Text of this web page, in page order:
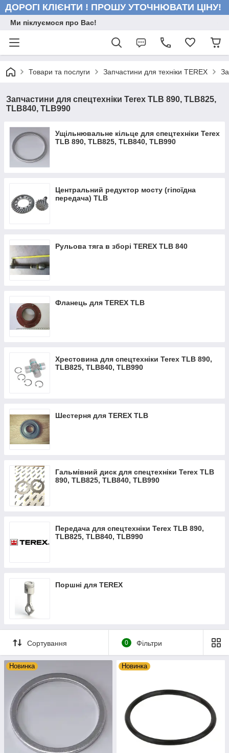
ДОРОГІ КЛІЄНТИ ! ПРОШУ УТОЧНЮВАТИ ЦІНУ!
Ми піклуємося про Вас!
Товари та послуги Запчастини для техніки TEREX
Запчастини для спецтехніки Terex TLB 890, TLB825,
TLB840, TLB990
Ущільнювальне кільце для спецтехніки Terex
TLB 890, TLB825, TLB840, TLB990
Центральний редуктор мосту (гіпоїдна
передача) TLB
Рульова тяга в зборі TEREX TLB 840
Фланець для TEREX TLB
Хрестовина для спецтехніки Terex TLB 890,
TLB825, TLB840, TLB990
Шестерня для TEREX TLB
Гальмівний диск для спецтехніки Terex TLB
890, TLB825, TLB840, TLB990
Передача для спецтехніки Terex TLB 890,
TLB825, TLB840, TLB990
Поршні для TEREX
Сортування 0 Фільтри
Новинка Новинка